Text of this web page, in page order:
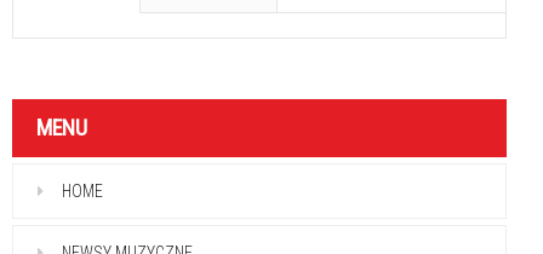
MENU
HOME